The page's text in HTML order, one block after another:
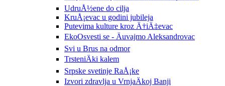
UdruÅ½ene do cilja
KruÅ¡evac u godini jubileja
Putevima kulture kroz Ä†iÄ‡evac
EkoOsvesti se - Äuvajmo Aleksandrovac
Svi u Brus na odmor
TrsteniÄki kalem
Srpske svetinje RaÅ¡ke
Izvori zdravlja u VrnjaÄkoj Banji